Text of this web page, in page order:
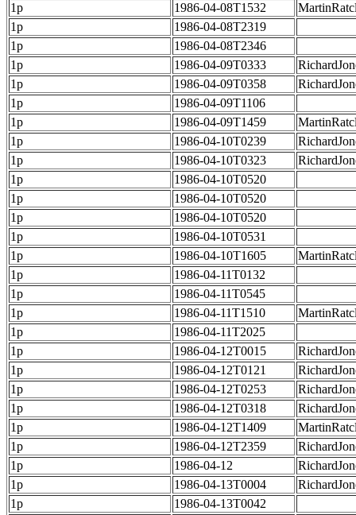
1p
1986-04-08T1532
1p
1986-04-08T2319
1p
1986-04-08T2346
1p
1986-04-09T0333
1p
1986-04-09T0358
1p
1986-04-09T1106
1p
1986-04-09T1459
1p
1986-04-10T0239
1p
1986-04-10T0323
1p
1986-04-10T0520
1p
1986-04-10T0520
1p
1986-04-10T0520
1p
1986-04-10T0531
1p
1986-04-10T1605
1p
1986-04-11T0132
1p
1986-04-11T0545
1p
1986-04-11T1510
1p
1986-04-11T2025
1p
1986-04-12T0015
1p
1986-04-12T0121
1p
1986-04-12T0253
1p
1986-04-12T0318
1p
1986-04-12T1409
1p
1986-04-12T2359
1p
1986-04-12
1p
1986-04-13T0004
1p
1986-04-13T0042